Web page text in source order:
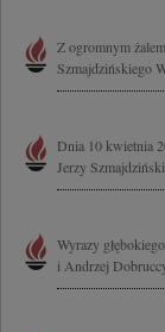
Z ogromnym
Szmajdzińskiego
Dnia 10 kwietnia
Jerzy
Wyrazy
i Andrzej